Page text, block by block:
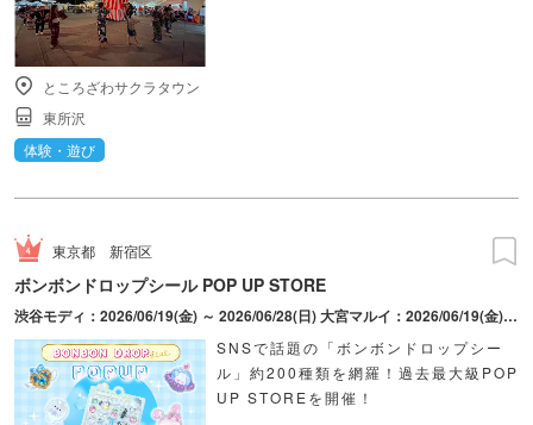
ところざわサクラタウン
東所沢
体験・遊び
東京都 新宿区
ボンボンドロップシール POP UP STORE
渋谷モディ：2026/06/19(金) ～ 2026/06/28(日) 大宮マルイ：2026/06/19(金) ～ 2026/06/28(日) 新宿マルイ アネックス：2026/08/28(金) ～ 2026/09/06(日)
SNSで話題の「ボンボンドロップシー
ル」約200種類を網羅！過去最大級POP
UP STOREを開催！